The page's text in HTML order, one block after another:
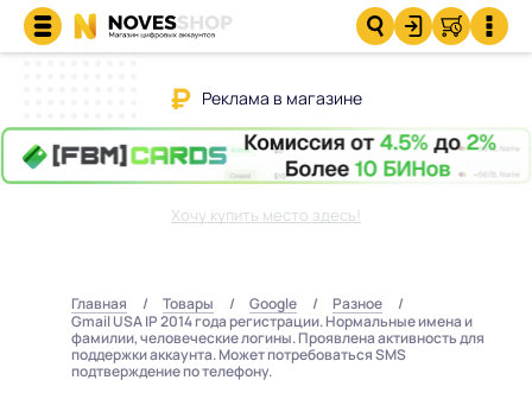
Реклама в магазине
Хочу купить место здесь!
Главная Товары Google
Разное
Gmail USA IP 2014 года регистрации. Нормальные имена и
фамилии, человеческие логины. Проявлена активность для
поддержки аккаунта. Может потребоваться SMS
подтверждение по телефону.